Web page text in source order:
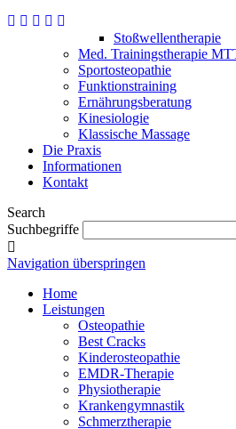
Stoßwellentherapie
Med. Trainingstherapie
Sportosteopathie
Funktionstraining
Ernährungsberatung
Kinesiologie
Klassische Massage
Die Praxis
Informationen
Kontakt
Search
Suchbegriffe
Navigation überspringen
Home
Leistungen
Osteopathie
Best Cracks
Kinderosteopathie
EMDR-Therapie
Physiotherapie
Krankengymnastik
Schmerztherapie